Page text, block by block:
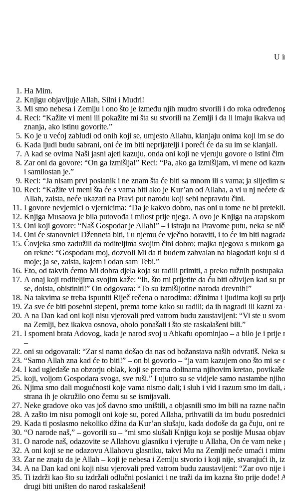
U
Ha Mim.
Knjigu objavljuje Allah, Silni i Mudri!
Mi smo nebesa i Zemlju i ono što je između njih mudro stvorili i do roka
Reci: “Kažite vi meni ili pokažite mi šta su stvorili na Zemlji i da li imaju ikakva
znanja, ako istinu govorite.”
Ko je u većoj zabludi od onih koji se, umjesto Allahu, klanjaju onima koji im se
Kada ljudi budu sabrani, oni će im biti neprijatelji i poreći će da su im se klanjali.
A kad se ovima Naši jasni ajeti kazuju, onda oni koji ne vjeruju govore o Istini
Zar oni da govore: “On ga izmišlja!” Reci: “Pa, ako ga izmišljam, vi mene od
i samilostan je.”
Reci: “Ja nisam prvi poslanik i ne znam šta će biti sa mnom ili s vama; ja slijedim
Reci: “Kažite vi meni šta će s vama biti ako je Kur’an od Allaha, a vi u nj
Allah, zaista, neće ukazati na Pravi put narodu koji sebi nepravdu čini.
I govore nevjernici o vjernicima: “Da je kakvo dobro, nas oni u tome ne bi
Knjiga Musaova je bila putovođa i milost prije njega. A ovo je Knjiga na
Oni koji govore: “Naš Gospodar je Allah!” – i istraju na Pravome putu, neka se
Oni će stanovnici Dženneta biti, i u njemu će vječno boraviti, i to će im biti
Čovjeka smo zadužili da roditeljima svojim čini dobro; majka njegova s mukom
on rekne: “Gospodaru moj, dozvoli Mi da ti budem zahvalan na blagodati koju
moje; ja se, zaista, kajem i odan sam Tebi.”
Eto, od takvih ćemo Mi dobra djela koja su radili primiti, a preko ružnih
A onaj koji roditeljima svojim kaže: “Ih, što mi prijetite da ću biti oživljen kad su
se, doista, obistiniti!” On odgovara: “To su izmišljotine naroda drevnih!”
Na takvima se treba ispuniti Riječ rečena o narodima: džinima i ljudima koji su
Za sve će biti posebni stepeni, prema tome kako su radili; da ih nagradi ili kazni
A na Dan kad oni koji nisu vjerovali pred vatrom budu zaustavljeni: “Vi ste u
na Zemlji, bez ikakva osnova, oholo ponašali i što ste raskalašeni bili.”
I spomeni brata Adovog, kada je narod svoj u Ahkafu opominjao – a bilo je i
–
oni su odgovarali: “Zar si nama došao da nas od božanstava naših odvratiš.
“Samo Allah zna kad će to biti!” – on bi govorio – “ja vam kazujem ono što mi
I kad ugledaše na obzorju oblak, koji se prema dolinama njihovim kretao,
koji, voljom Gospodara svoga, sve ruši.” I ujutro su se vidjele samo nastambe
Njima smo dali mogućnosti koje vama nismo dali; i sluh i vid i razum smo im
strana ih je okružilo ono čemu su se ismijavali.
Neke gradove oko vas još davno smo uništili, a objasnili smo im bili na razne
A zašto im nisu pomogli oni koje su, pored Allaha, prihvatili da im budu
Kada ti poslasmo nekoliko džina da Kur’an slušaju, kada dođoše da ga čuju, oni
“O narode naš,” – govorili su – “mi smo slušali Knjigu koja se poslije Musaa
O narode naš, odazovite se Allahovu glasniku i vjerujte u Allaha, On će vam
A oni koji se ne odazovu Allahovu glasniku, takvi Mu na Zemlji neće umaći i
Zar ne znaju da je Allah – koji je nebesa i Zemlju stvorio i koji nije, stvarajući ih,
A na Dan kad oni koji nisu vjerovali pred vatrom budu zaustavljeni: “Zar ovo nije
Ti izdrži kao što su izdržali odlučni poslanici i ne traži da im kazna što prije dođe!
drugi biti uništen do narod raskalašeni!